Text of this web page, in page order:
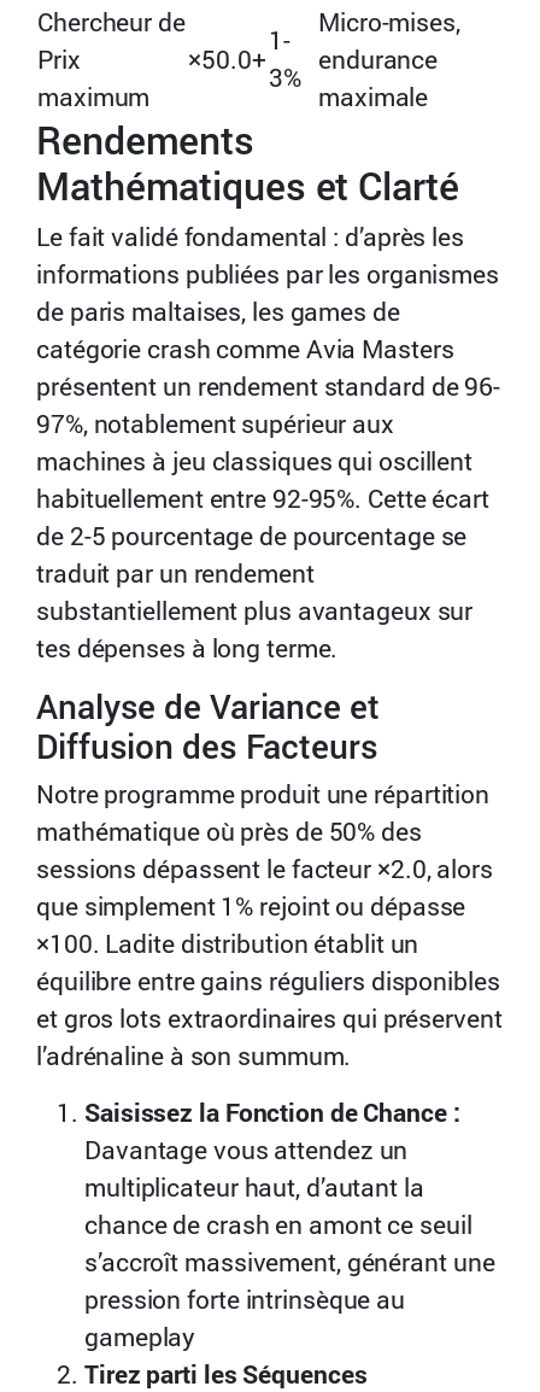
Chercheur de
Prix
maximum
×50.0+
1-
3%
Micro-mises,
endurance
maximale
Rendements
Mathématiques et Clarté
Le fait validé fondamental : d’après les
informations publiées par les organismes
de paris maltaises, les games de
catégorie crash comme Avia Masters
présentent un rendement standard de 96-
97%, notablement supérieur aux
machines à jeu classiques qui oscillent
habituellement entre 92-95%. Cette écart
de 2-5 pourcentage de pourcentage se
traduit par un rendement
substantiellement plus avantageux sur
tes dépenses à long terme.
Analyse de Variance et
Diffusion des Facteurs
Notre programme produit une répartition
mathématique où près de 50% des
sessions dépassent le facteur ×2.0, alors
que simplement 1% rejoint ou dépasse
×100. Ladite distribution établit un
équilibre entre gains réguliers disponibles
et gros lots extraordinaires qui préservent
l’adrénaline à son summum.
Saisissez la Fonction de Chance :
Davantage vous attendez un
multiplicateur haut, d’autant la
chance de crash en amont ce seuil
s’accroît massivement, générant une
pression forte intrinsèque au
gameplay
Tirez parti les Séquences